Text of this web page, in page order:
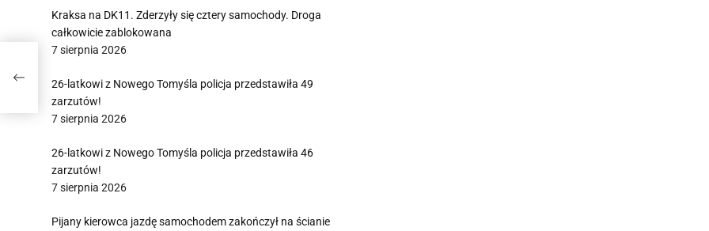
Kraksa na DK11. Zderzyły się cztery samochody. Droga
całkowicie zablokowana
7 sierpnia 2026
26-latkowi z Nowego Tomyśla policja przedstawiła 49
zarzutów!
7 sierpnia 2026
26-latkowi z Nowego Tomyśla policja przedstawiła 46
zarzutów!
7 sierpnia 2026
Pijany kierowca jazdę samochodem zakończył na ścianie